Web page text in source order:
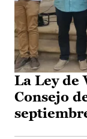
La Ley de
Consejo